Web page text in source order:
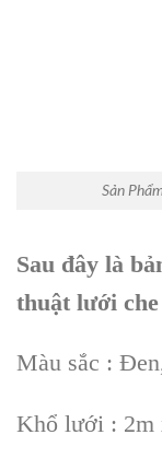
Sản
Sau đây là
thuật lưới
Màu sắc :
Khổ lưới : 2m